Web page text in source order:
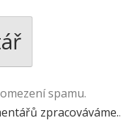
spamu.
zpracováváme..